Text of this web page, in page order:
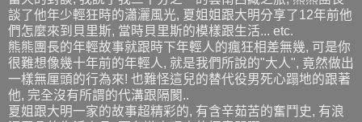
談了他年少輕狂時的瀟灑風光, 夏姐姐跟大明分享了12年前他
們怎麼來到貝里斯, 當時貝里斯的模樣跟生活... etc.
熊熊團長的年輕故事就跟時下年輕人的瘋狂相差無幾, 可是你
很難想像幾十年前的年輕人, 就是我們所說的"大人", 竟然做出
一樣無厘頭的行為來! 也難怪這兒的替代役男死心蹋地的跟著
他, 完全沒有所謂的代溝跟隔閡..
夏姐跟大明一家的故事超精彩的, 有含辛茹苦的奮鬥史, 有浪